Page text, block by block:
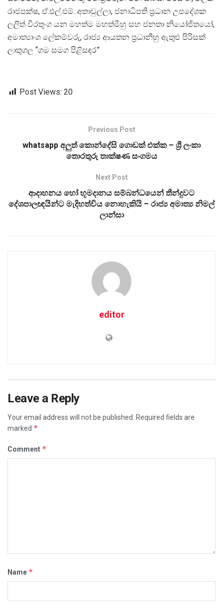
රාජපක්ෂ, ඒ.එල්.එම්. අතාවුල්ලා, ජනාධිපති ප්‍රධාන උපදේශක
ලලිත් වීරතුංග යන මහත්ම මහත්මීහු සහ ජනතා නියෝජිතයෝ,
අමාත්‍යාංශ ලේකම්වරු, රාජ්‍ය ආයතන ප්‍රධානීහු ඇතුළු පිරිසක්
ලාතුගල “ගම සමග පිළිසඳර”
Post Views: 20
Previous Post
whatsapp අලුත් කොන්දේසි ගොඩක් එක්ක – ශ්‍රී ලංකා
තොරතුරු තාක්ෂණ සංගමය
Next Post
ආදාහනය හෝ භූමදානය සම්බන්ධයෙන් තීන්දුවට
දේශපාලඥයින්ට මැදිහත්විය නොහැකියි – රාජ්‍ය අමාත්‍ය නිමල්
ලාන්සා
editor
Leave a Reply
Your email address will not be published.
Required fields are
marked *
Comment *
Name *